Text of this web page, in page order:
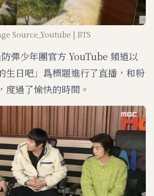
Source_Youtube | BTS
彈少年團官方 YouTube 頻道以
生日吧」爲標題進行了直播，和粉
度過了愉快的時間。